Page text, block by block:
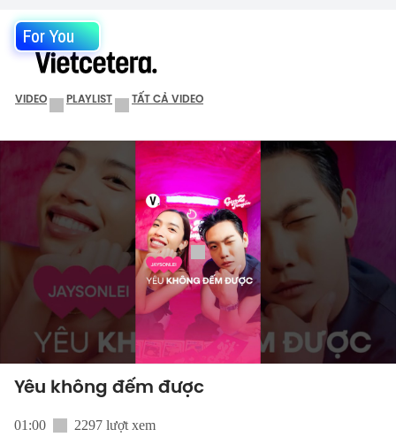
For You
VIDEO PLAYLIST TẤT CẢ VIDEO
Yêu không đếm được
01:00 2297 lượt xem